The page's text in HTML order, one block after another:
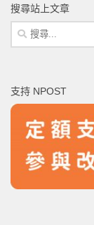
搜尋站上文章
搜
尋
字:
支持 NPOST